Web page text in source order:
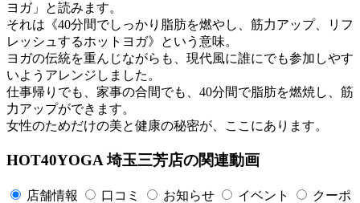
ヨガ」と読みます。
それは《40分間でしっかり脂肪を燃やし、筋力アップ、リフ
レッシュするホットヨガ》という意味。
ヨガの伝統を重んじながらも、現代風に誰にでも参加しやす
いようアレンジしました。
仕事帰りでも、家事の合間でも、40分間で脂肪を燃焼し、筋
力アップができます。
女性のためだけの美と健康の秘密が、ここにあります。
HOT40YOGA 埼玉三芳店の関連動画
店舗情報 口コミ お知らせ イベント
クーポ